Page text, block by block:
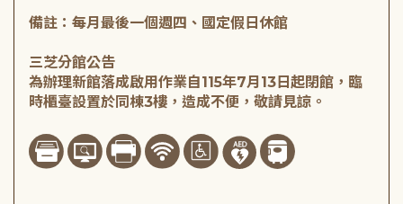
備註：每月最後一個週四、國定假日休館
三芝分館公告
為辦理新館落成啟用作業自115年7月13日起閉館，臨
時櫃臺設置於同棟3樓，造成不便，敬請見諒。